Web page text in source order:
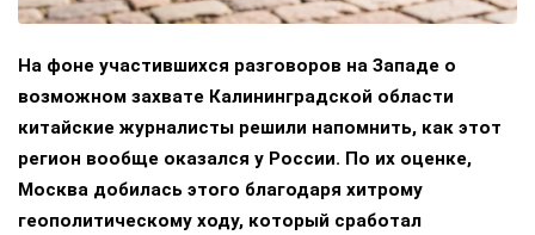
На фоне участившихся разговоров на Западе о
возможном захвате Калининградской области
китайские журналисты решили напомнить, как этот
регион вообще оказался у России. По их оценке,
Москва добилась этого благодаря хитрому
геополитическому ходу, который сработал